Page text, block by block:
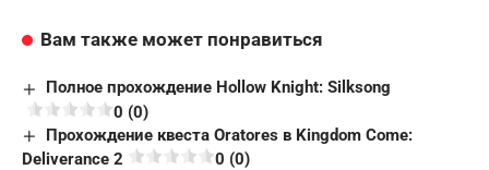
Вам также может понравиться
Полное прохождение Hollow Knight: Silksong
0 (0)
Прохождение квеста Oratores в Kingdom Come:
Deliverance 2
0 (0)